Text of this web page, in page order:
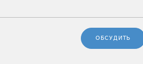
ОБСУДИТЬ